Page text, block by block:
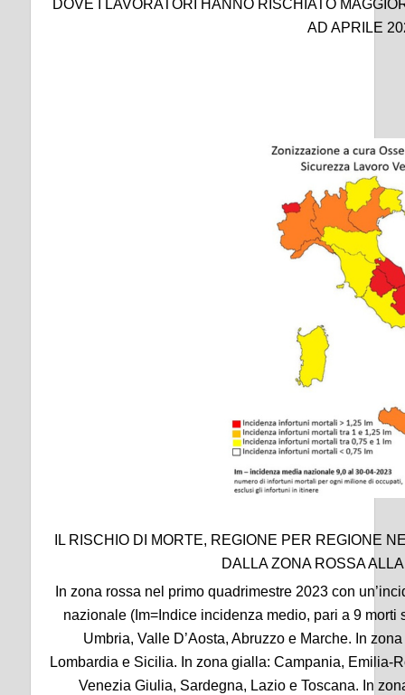
DOVE I LAVORATORI HANNO RISCHIATO
AD APRILE
IL RISCHIO DI MORTE, REGIONE PER REGIONE
DALLA ZONA ROSSA
In zona rossa nel primo quadrimestre 2023 con
nazionale (Im=Indice incidenza medio, pari a 9
Umbria, Valle D’Aosta, Abruzzo e Marche. In
Lombardia e Sicilia. In zona gialla: Campania, Emilia-
Venezia Giulia, Sardegna, Lazio e Toscana. In